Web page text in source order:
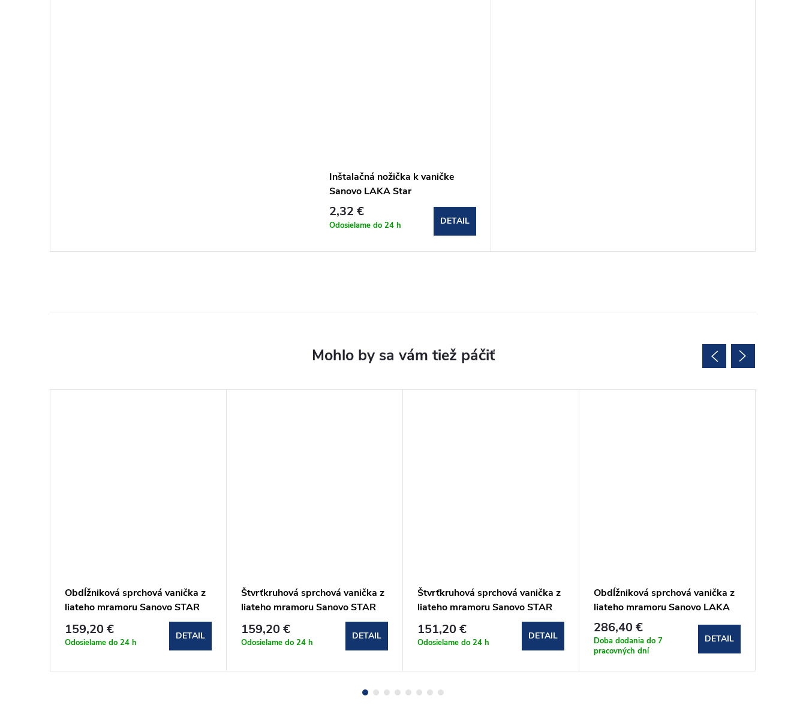
Inštalačná nožička k vaničke
Sanovo LAKA Star
2,32 €
Odosielame do 24 h DETAIL
Obdĺžniková sprchová vanička z
liateho mramoru Sanovo STAR
90x80x3 cm
159,20 €
Odosielame do 24 h
DETAIL
Štvrťkruhová sprchová vanička z
liateho mramoru Sanovo STAR
90x90x3 cm
159,20 €
Odosielame do 24 h
DETAIL
Štvrťkruhová sprchová vanička z
liateho mramoru Sanovo STAR
80x80x3 cm
151,20 €
Odosielame do 24 h
DETAIL
Obdĺžniková sprchová vanička z
liateho mramoru Sanovo LAKA
STAR 140x90x3 cm s
protišmykom
286,40 €
Doba dodania do 7
pracovných dní
DETAIL